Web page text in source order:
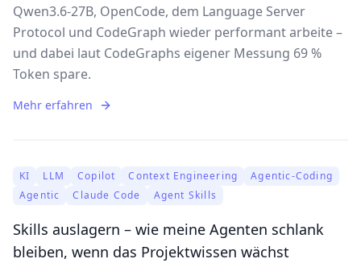
Qwen3.6-27B, OpenCode, dem Language Server
Protocol und CodeGraph wieder performant arbeite –
und dabei laut CodeGraphs eigener Messung 69 %
Token spare.
Mehr erfahren
KI LLM Copilot Context Engineering
Agentic-Coding
Agentic
Claude Code Agent Skills
Skills auslagern – wie meine Agenten schlank
bleiben, wenn das Projektwissen wächst